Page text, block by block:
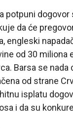
potpuni
da će
engleski
od 30 miliona
Barsa se
od strane
isplatu
i da su